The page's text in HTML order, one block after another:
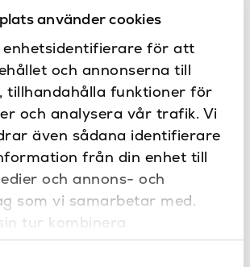
använder cookies
enhetsidentifierare för att
och annonserna till
tillhandahålla funktioner för
och analysera vår trafik. Vi
även sådana identifierare
från din enhet till
och annons- och
som vi samarbetar med.
tur kombinera
med annan information som
golvstående från trendiga LH finns i
är vinklingsbar för att
upp till 3 extra rullar!
190